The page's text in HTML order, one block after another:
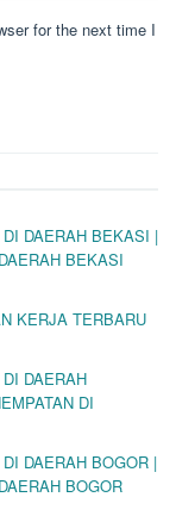
for the next time I
DAERAH BEKASI |
BEKASI
KERJA TERBARU
DAERAH
DI
DAERAH BOGOR |
BOGOR